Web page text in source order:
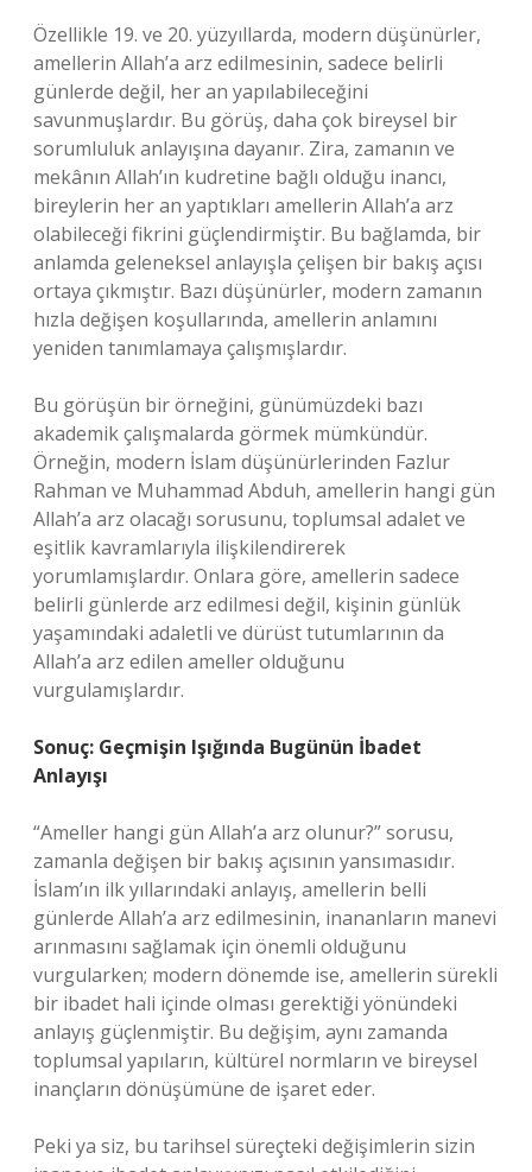
Özellikle 19. ve 20. yüzyıllarda, modern düşünürler,
amellerin Allah’a arz edilmesinin, sadece belirli
günlerde değil, her an yapılabileceğini
savunmuşlardır. Bu görüş, daha çok bireysel bir
sorumluluk anlayışına dayanır. Zira, zamanın ve
mekânın Allah’ın kudretine bağlı olduğu inancı,
bireylerin her an yaptıkları amellerin Allah’a arz
olabileceği fikrini güçlendirmiştir. Bu bağlamda, bir
anlamda geleneksel anlayışla çelişen bir bakış açısı
ortaya çıkmıştır. Bazı düşünürler, modern zamanın
hızla değişen koşullarında, amellerin anlamını
yeniden tanımlamaya çalışmışlardır.
Bu görüşün bir örneğini, günümüzdeki bazı
akademik çalışmalarda görmek mümkündür.
Örneğin, modern İslam düşünürlerinden Fazlur
Rahman ve Muhammad Abduh, amellerin hangi gün
Allah’a arz olacağı sorusunu, toplumsal adalet ve
eşitlik kavramlarıyla ilişkilendirerek
yorumlamışlardır. Onlara göre, amellerin sadece
belirli günlerde arz edilmesi değil, kişinin günlük
yaşamındaki adaletli ve dürüst tutumlarının da
Allah’a arz edilen ameller olduğunu
vurgulamışlardır.
Sonuç: Geçmişin Işığında Bugünün İbadet
Anlayışı
“Ameller hangi gün Allah’a arz olunur?” sorusu,
zamanla değişen bir bakış açısının yansımasıdır.
İslam’ın ilk yıllarındaki anlayış, amellerin belli
günlerde Allah’a arz edilmesinin, inananların manevi
arınmasını sağlamak için önemli olduğunu
vurgularken; modern dönemde ise, amellerin sürekli
bir ibadet hali içinde olması gerektiği yönündeki
anlayış güçlenmiştir. Bu değişim, aynı zamanda
toplumsal yapıların, kültürel normların ve bireysel
inançların dönüşümüne de işaret eder.
Peki ya siz, bu tarihsel süreçteki değişimlerin sizin